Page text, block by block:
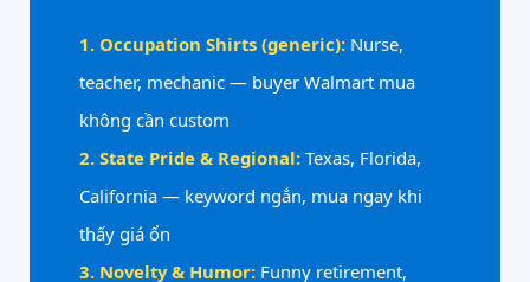
1. Occupation Shirts (generic): Nurse,
teacher, mechanic — buyer Walmart mua
không cần custom
2. State Pride & Regional: Texas, Florida,
California — keyword ngắn, mua ngay khi
thấy giá ổn
3. Novelty & Humor: Funny retirement,